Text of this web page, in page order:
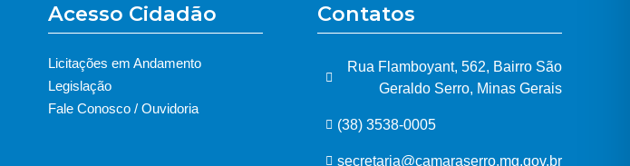
Acesso Cidadão
Licitações em Andamento
Legislação
Fale Conosco / Ouvidoria
Contatos
Rua Flamboyant, 562, Bairro São
Geraldo Serro, Minas Gerais
(38) 3538-0005
secretaria@camaraserro.mg.gov.br